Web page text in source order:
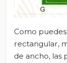
Como
rectangular,
de ancho, las